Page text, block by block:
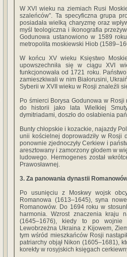
W XVI wieku na ziemiach Rusi
szaleńców”. Ta specyficzna grupa
posiadała wielką charyzmę oraz
myśl teologiczna i ikonografia
Godunowa ustanowiono w 1589
metropolita moskiewski Hiob
W końcu XV wieku Księstwo
upowszechniła się w ciągu XVI
funkcjonowała od 1721 roku.
zamieszkiwali w nim Białorusini,
Syberii w XVII wieku w Rosji znaleźli
Po śmierci Borysa Godunowa w Rosji
do historii jako lata Wielkiej
dymitriadami, doszło do osłabienia
Bunty chłopskie i kozackie, najazdy
unii kościelnej doprowadziły w Rosji
ponownie zjednoczyły Cerkiew i
aresztowany i zamorzony głodem w
ludowego. Hermogenes został
Prawosławnej.
3. Za panowania dynastii
Po usunięciu z Moskwy wojsk
Romanowa (1613–1645), syna
Romanowów. Do 1694 roku w
harmonia. Wzrost znaczenia kraju
(1645–1676), kiedy to po wojnie
Lewobrzeżna Ukraina z Kijowem,
tym wśród mieszkańców Rosji
patriarchy objął Nikon (1605–1681),
korekty w rosyjskich księgach